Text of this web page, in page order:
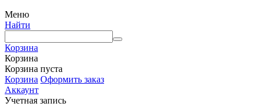
Меню
Найти
Корзина
Корзина
Корзина пуста
Корзина Оформить заказ
Аккаунт
Учетная запись